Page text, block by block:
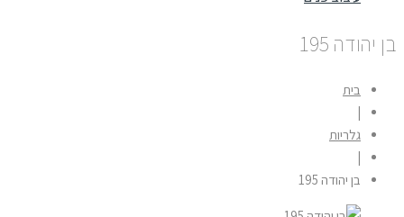
יהודה 195
בית
|
גלריות
|
בן יהודה 195